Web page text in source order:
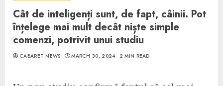
Cât de inteligenți sunt, de fapt, câinii. Pot
înțelege mai mult decât niște simple
comenzi, potrivit unui studiu
CABARET NEWS MARCH 30, 2024 2 MIN READ